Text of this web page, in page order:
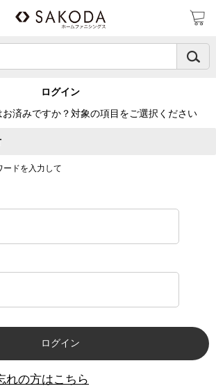
ログイン
済みですか？対象の項目をご選択ください
ードを入力して
れの方はこちら